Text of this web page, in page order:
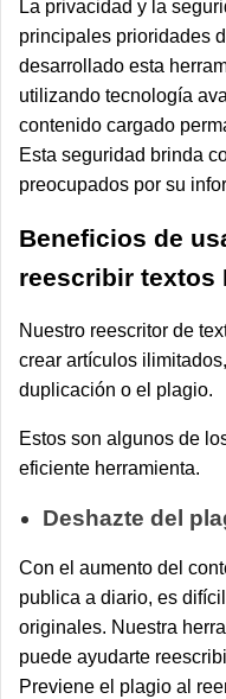
La privacidad y la
principales prioridades
desarrollado esta
utilizando tecnología
contenido cargado
Esta seguridad brinda
preocupados por su
Beneficios de
reescribir textos
Nuestro reescritor de
crear artículos
duplicación o el plagio.
Estos son algunos de
eficiente herramienta.
Deshazte del
Con el aumento del
publica a diario, es
originales. Nuestra
puede ayudarte
Previene el plagio al